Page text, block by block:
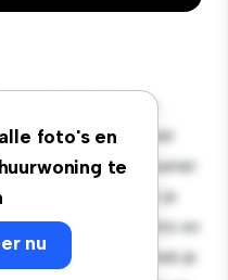
foto's en
te
nu
in Rue Sainte-
comfortabele kamer
leefruimte. Deze kamer
voor je
bed, een werkruimte en
gunstige ligging heb je